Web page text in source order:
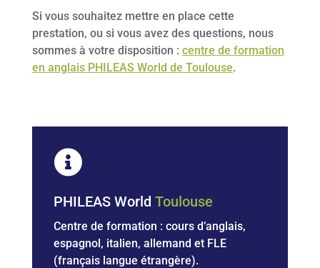
Si vous souhaitez mettre en place cette
prestation, ou si vous avez des questions, nous
sommes à votre disposition : centre de formation
en anglais PHILEAS World de Toulouse.

PHILEAS World Toulouse
Centre de formation : cours d’anglais,
espagnol, italien, allemand et FLE
(français langue étrangère).